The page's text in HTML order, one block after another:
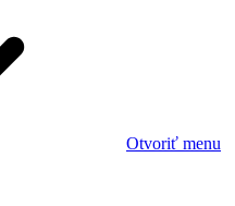
Otvoriť menu